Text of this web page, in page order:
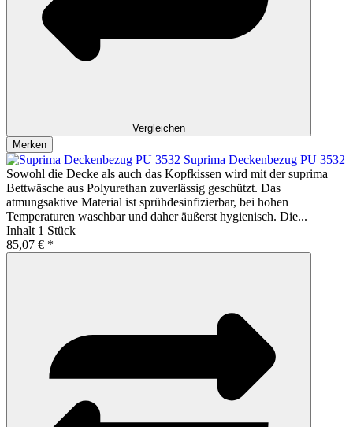
Vergleichen
Merken
Suprima Deckenbezug PU 3532
Sowohl die Decke als auch das Kopfkissen wird mit der suprima
Bettwäsche aus Polyurethan zuverlässig geschützt. Das
atmungsaktive Material ist sprühdesinfizierbar, bei hohen
Temperaturen waschbar und daher äußerst hygienisch. Die...
Inhalt 1 Stück
85,07 € *